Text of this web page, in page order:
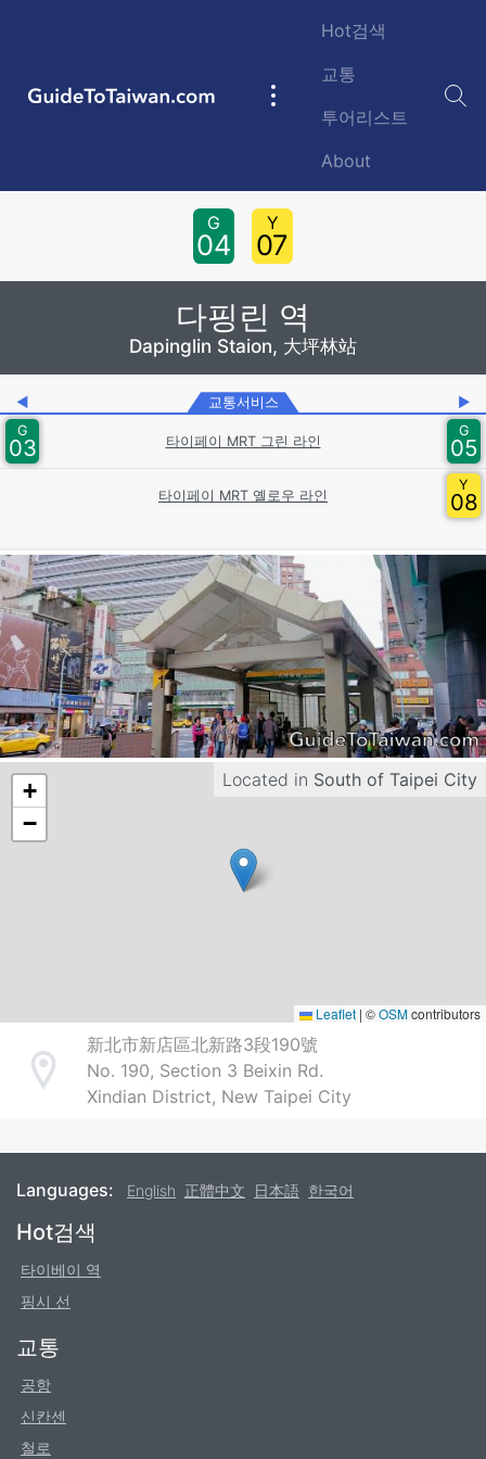
GuideToTaiwan.com
Main
Hot검색
교통
투어리스트
About
G
04
Y
07
다핑린 역
Dapinglin Staion, 大坪林站
◀ 교통서비스
▶
G
03 타이페이 MRT 그린 라인
G
05
타이페이 MRT 옐로우 라인
Y
08
Located in South of Taipei City
+
−
Leaflet | ©OSMcontributors
Address
新北市新店區北新路3段190號
No. 190, Section 3 Beixin Rd.
Xindian District, New Taipei City
Languages: English 正體中文 日本語 한국어
Footer
Hot검색
타이베이 역
핑시 선
교통
공항
신칸센
철로